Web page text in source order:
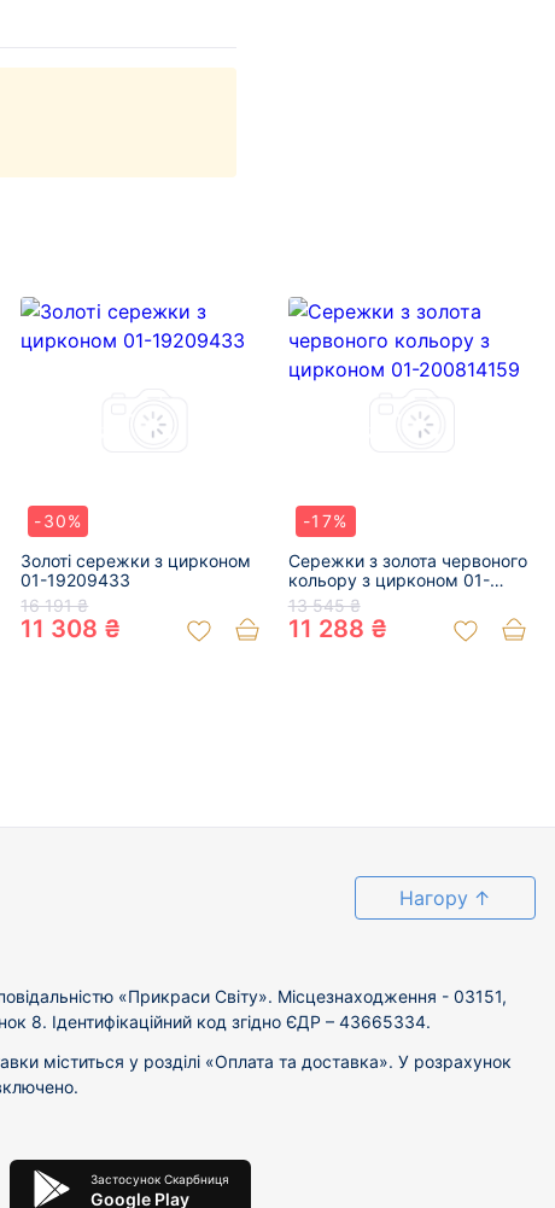
-30%
Золоті сережки з цирконом
01-19209433
16 191 ₴
11 308 ₴
-17%
Сережки з золота червоного
кольору з цирконом 01-
200814159
13 545 ₴
11 288 ₴
Нагору ↑
«Прикраси Світу». Місцезнаходження - 03151,
8. Ідентифікаційний код згідно ЄДР – 43665334.
міститься у розділі «Оплата та доставка». У розрахунок
Застосунок Скарбниця
Google Play